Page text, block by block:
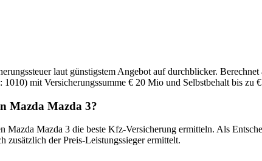
laut günstigstem Angebot auf durchblicker. Berechnet
1010) mit Versicherungssumme € 20 Mio und Selbstbehalt bis zu
Mazda Mazda 3?
Mazda Mazda 3 die beste Kfz-Versicherung ermitteln. Als
zusätzlich der Preis-Leistungssieger ermittelt.